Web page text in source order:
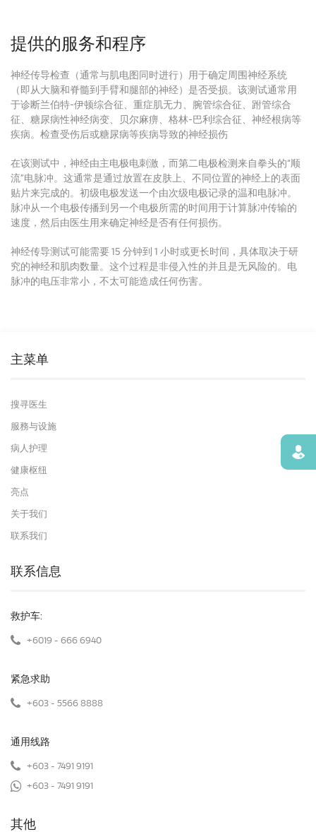
提供的服务和程序
神经传导检查（通常与肌电图同时进行）用于确定周围神经系统
（即从大脑和脊髓到手臂和腿部的神经）是否受损。该测试通常用
于诊断兰伯特-伊顿综合征、重症肌无力、腕管综合征、跗管综合
征、糖尿病性神经病变、贝尔麻痹、格林-巴利综合征、神经根病等
疾病。检查受伤后或糖尿病等疾病导致的神经损伤
在该测试中，神经由主电极电刺激，而第二电极检测来自拳头的“顺
流”电脉冲。 这通常是通过放置在皮肤上、不同位置的神经上的表面
贴片来完成的。 初级电极发送一个由次级电极记录的温和电脉冲。
脉冲从一个电极传播到另一个电极所需的时间用于计算脉冲传输的
速度，然后由医生用来确定神经是否有任何损伤。
神经传导测试可能需要 15 分钟到 1 小时或更长时间，具体取决于研
究的神经和肌肉数量。 这个过程是非侵入性的并且是无风险的。 电
脉冲的电压非常小，不太可能造成任何伤害。
主菜单
搜寻医生
服務与设施
病人护理
健康枢纽
亮点
关于我们
联系我们
联系信息
救护车:
+6019 - 666 6940
紧急求助
+603 - 5566 8888
通用线路
+603 - 7491 9191
+603 - 7491 9191
其他
寻找